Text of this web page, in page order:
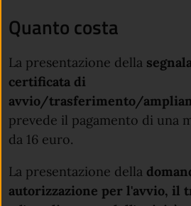
Quanto costa
La presentazione della
certificata di
avvio/trasferimento/
prevede il pagamento di una
da 16 euro.
La presentazione della
autorizzazione per l'avvio, il